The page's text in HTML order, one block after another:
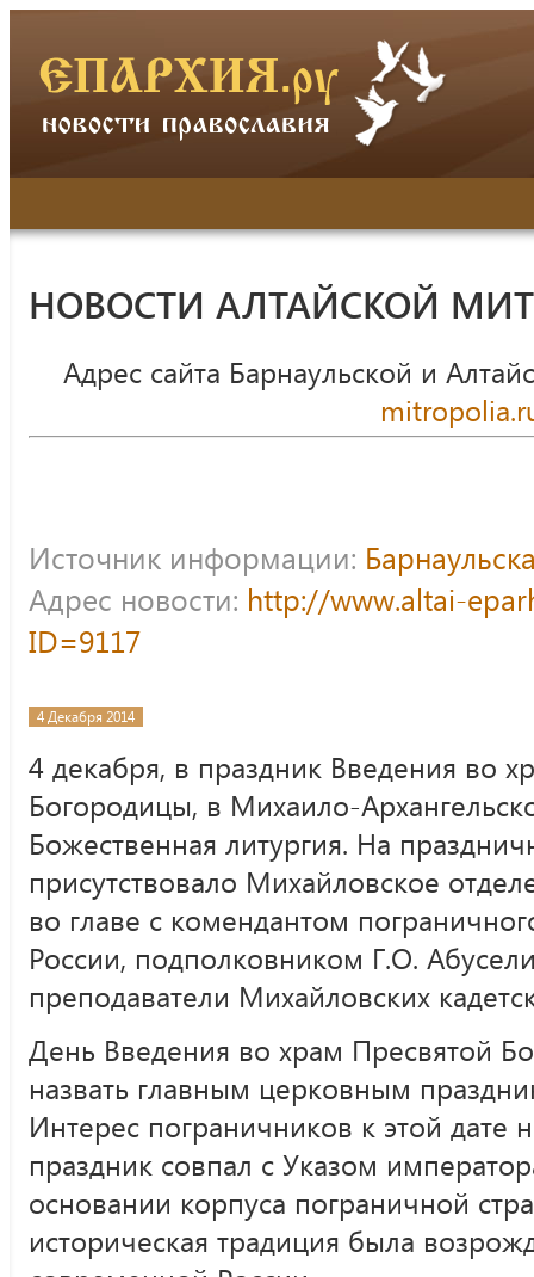
НОВОСТИ АЛТАЙСКОЙ
Адрес сайта Барнаульской и
Источник информации:
Адрес новости: http://www.altai-
ID=9117
4 Декабря 2014
4 декабря, в праздник Введения во
Богородицы, в Михаило-
Божественная литургия. На
присутствовало Михайловское
во главе с комендантом
России, подполковником Г.О.
преподаватели Михайловских
День Введения во храм Пресвятой
назвать главным церковным
Интерес пограничников к этой дате
праздник совпал с Указом
основании корпуса пограничной
историческая традиция была